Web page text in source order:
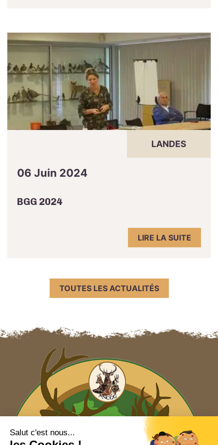
LANDES
06 Juin 2024
BGG 2024
LIRE LA SUITE
TOUTES LES ACTUALITÉS